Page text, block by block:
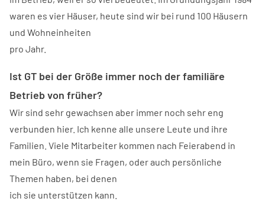
waren es vier Häuser, heute sind wir bei rund 100 Häusern
und Wohneinheiten
pro Jahr.
Ist GT bei der Größe immer noch der familiäre
Betrieb von früher?
Wir sind sehr gewachsen aber immer noch sehr eng
verbunden hier. Ich kenne alle unsere Leute und ihre
Familien. Viele Mitarbeiter kommen nach Feierabend in
mein Büro, wenn sie Fragen, oder auch persönliche
Themen haben, bei denen
ich sie unterstützen kann.